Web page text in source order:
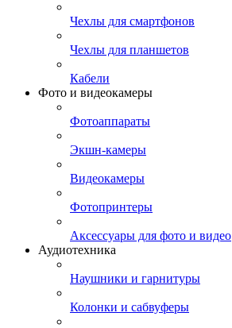
Чехлы для смартфонов
Чехлы для планшетов
Кабели
Фото и видеокамеры
Фотоаппараты
Экшн-камеры
Видеокамеры
Фотопринтеры
Аксессуары для фото и видео
Аудиотехника
Наушники и гарнитуры
Колонки и сабвуферы